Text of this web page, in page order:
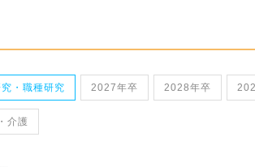
・職種研究 2027年卒 2028年卒
介護